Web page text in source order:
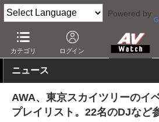
Powered by
カテゴリ ログイン
AV Watch コンテンツ・サービス 音楽
ニュース
AWA、東京スカイツリーのイ
プレイリスト。22名のDJなど